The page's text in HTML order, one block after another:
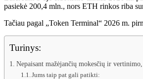
pasiekė 200,4 mln., nors ETH rinkos riba
Tačiau pagal „Token Terminal“ 2026 m.
Turinys:
Nepaisant mažėjančių mokesčių ir
Jums taip pat gali patikti: